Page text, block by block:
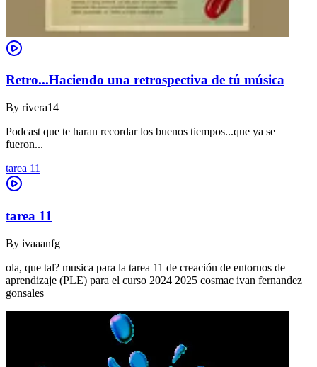
Retro...Haciendo una retrospectiva de tú música
By rivera14
Podcast que te haran recordar los buenos tiempos...que ya se
fueron...
tarea 11
tarea 11
By ivaaanfg
ola, que tal? musica para la tarea 11 de creación de entornos de
aprendizaje (PLE) para el curso 2024 2025 cosmac ivan fernandez
gonsales